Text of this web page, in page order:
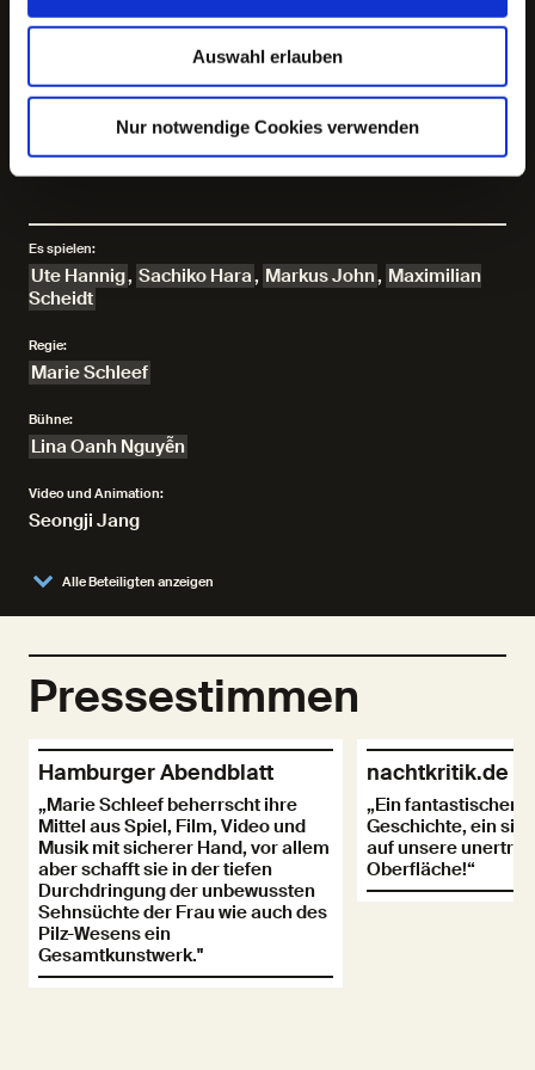
Auswahl erlauben
Nur notwendige Cookies verwenden
vergangene, gegenwärtige und zukünftige
gesellschaftliche Verhältnisse bestimmen,
konkretisierbar zu machen. Mit ihrer Inszenierung
»NAME HER. Eine Suche nach den Frauen+« wurde sie
2022-23 arbeitete sie erstmals am Deutschen
SchauSpielHaus Hamburg.
Es spielen:
Ute Hannig, Sachiko Hara, Markus John, Maximilian
Scheidt
Alle Beteiligten anzeigen
Regie:
Marie Schleef
Bühne:
Lina Oanh Nguyễn
Video und Animation:
Seongji Jang
Pressestimmen
Hamburger Abendblatt
„Marie Schleef beherrscht ihre
Mittel aus Spiel, Film, Video und
Musik mit sicherer Hand, vor allem
aber schafft sie in der tiefen
Durchdringung der unbewussten
Sehnsüchte der Frau wie auch des
Pilz-Wesens ein
Gesamtkunstwerk."
nachtkritik.de
„Ein fantastischer
Geschichte, ein
auf unsere
Oberfläche!“